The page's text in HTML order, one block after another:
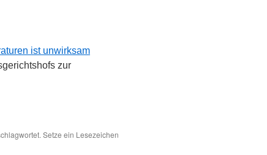
ist unwirksam
zur
Setze ein Lesezeichen